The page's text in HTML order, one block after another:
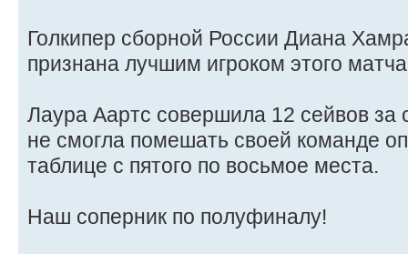
Голкипер сборной России Диана
признана лучшим игроком этого
Лаура Аартс совершила 12 сейвов
не смогла помешать своей команде
таблице с пятого по восьмое места.
Наш соперник по полуфиналу!